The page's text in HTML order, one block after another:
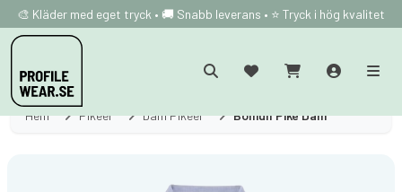
🎨 Kläder med eget tryck • 🚚 Snabb leverans • ⭐ Tryck i hög kvalitet
Hem Pikéer Dam Pikéer Bomull Piké Dam